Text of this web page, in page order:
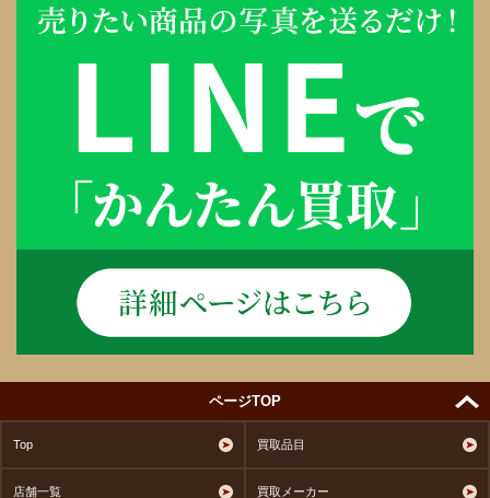
ページTOP
Top 買取品目
店舗一覧 買取メーカー